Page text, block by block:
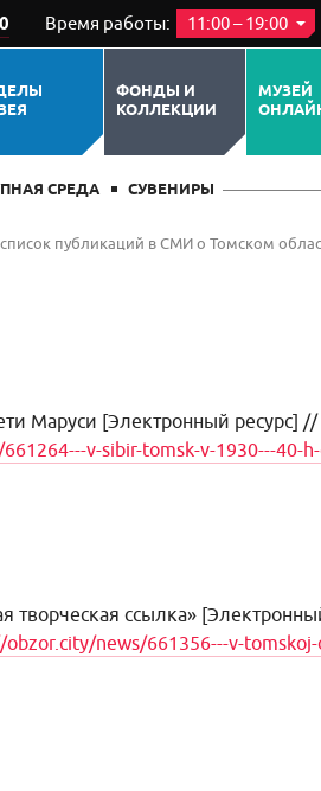
Время работы: 11:00 – 19:00
ФОНДЫ И
КОЛЛЕКЦИИ
МУЗЕЙ
СРЕДА СУВЕНИРЫ
публикаций в СМИ о Томском
Маруси [Электронный ресурс]
v-sibir-tomsk-v-1930---40-
творческая ссылка»
news/661356---v-